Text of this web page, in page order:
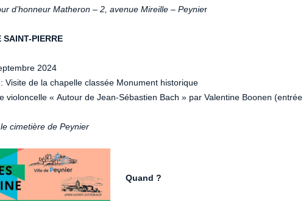
d’honneur Matheron – 2, avenue Mireille – Peynier
PIERRE
2024
Visite de la chapelle classée Monument historique
violoncelle « Autour de Jean-Sébastien Bach » par Valentine Boonen (entrée
cimetière de Peynier
Quand ?